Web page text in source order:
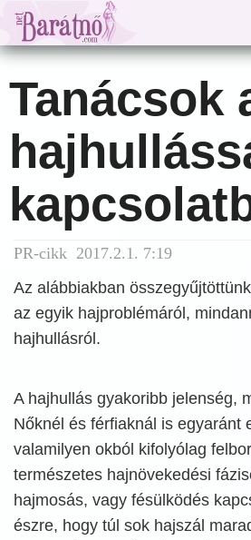
Tanácsok
PR-cikk 2017.2.1. 7:19
Az alábbiakban
az egyik hajproblémáról,
hajhullásról.
A hajhullás gyakoribb jelenség,
Nőknél és férfiaknál is egyaránt
valamilyen okból kifolyólag
természetes hajnövekedési
hajmosás, vagy fésülködés
észre, hogy túl sok hajszál